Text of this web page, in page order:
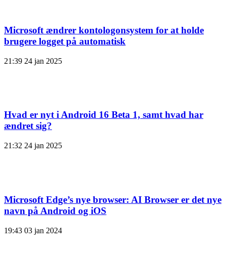
Microsoft ændrer kontologonsystem for at holde
brugere logget på automatisk
21:39 24 jan 2025
Hvad er nyt i Android 16 Beta 1, samt hvad har
ændret sig?
21:32 24 jan 2025
Microsoft Edge’s nye browser: AI Browser er det nye
navn på Android og iOS
19:43 03 jan 2024